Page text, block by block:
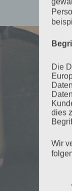
Die
dies
Wir